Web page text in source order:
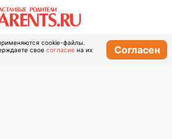
cookie-файлы.
свое согласие на их
Согласен